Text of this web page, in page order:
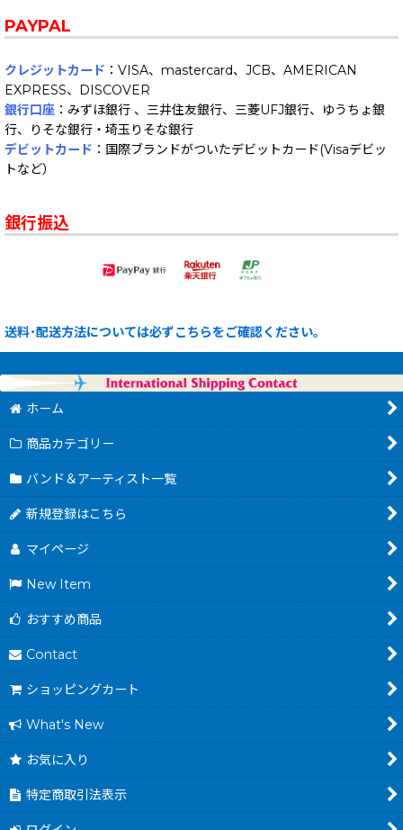
PAYPAL
クレジットカード ：VISA、mastercard、JCB、AMERICAN
EXPRESS、DISCOVER
銀行口座 ：みずほ銀行 、三井住友銀行、三菱UFJ銀行、ゆうちょ銀
行、りそな銀行・埼玉りそな銀行
デビットカード ：国際ブランドがついたデビットカード(Visaデビッ
トなど）
銀行振込
送料･配送方法については必ずこちらをご確認ください。
ホーム
商品カテゴリー
バンド＆アーティスト一覧
新規登録はこちら
マイページ
New Item
おすすめ商品
Contact
ショッピングカート
What's New
お気に入り
特定商取引法表示